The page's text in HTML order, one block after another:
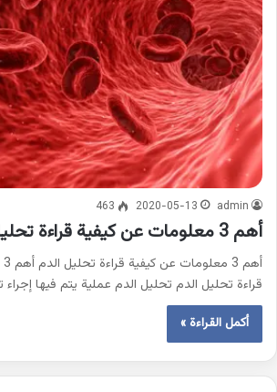
admin
2020-05-13
463
أهم 3 معلومات عن كيفية قراءة تحليل الدم
قراءة تحليل الدم تحليل الدم عملية يتم فيها
أكمل القراءة »